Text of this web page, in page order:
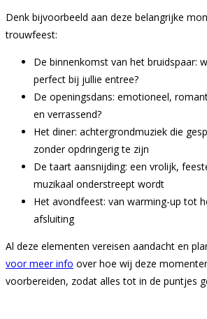
Denk bijvoorbeeld aan deze belangrijke
trouwfeest:
De binnenkomst van het bruidspaar:
perfect bij jullie entree?
De openingsdans: emotioneel,
en verrassend?
Het diner: achtergrondmuziek die
zonder opdringerig te zijn
De taart aansnijding: een vrolijk,
muzikaal onderstreept wordt
Het avondfeest: van warming-up tot
afsluiting
Al deze elementen vereisen aandacht en
voor meer info over hoe wij deze
voorbereiden, zodat alles tot in de puntjes